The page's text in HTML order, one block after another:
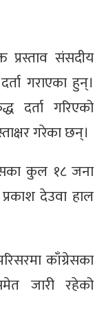
संसदीय
गराएका हुन्।
दर्ता गरिएको
गरेका छन्।
कुल १८ जना
देउवा हाल
काँग्रेसका
जारी रहेको